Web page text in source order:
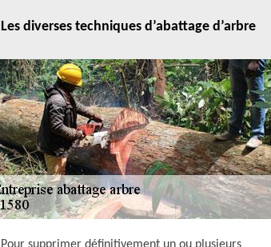
Les diverses techniques d’abattage d’arbre